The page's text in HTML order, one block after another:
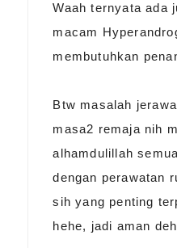
Waah ternyata ada
macam
membutuhkan
Btw masalah
masa2 remaja nih
alhamdulillah
dengan perawatan
sih yang penting
hehe, jadi aman